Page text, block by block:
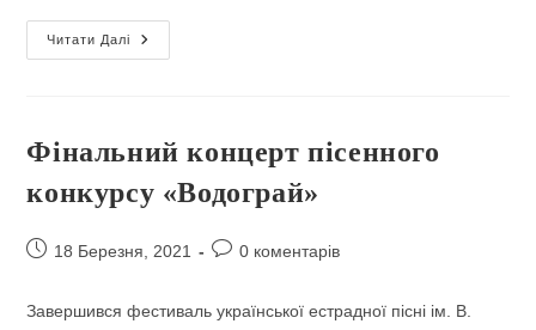
Читати Далі
ВОДОГРАЙ
2022
Фінальний концерт пісенного
конкурсу «Водограй»
Запис18 Березня, 2021
Коментарі
0 коментарів
Завершився фестиваль української естрадної пісні ім. В.